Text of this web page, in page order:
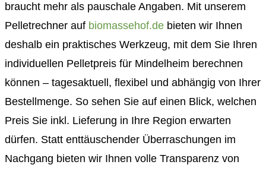
braucht mehr als pauschale Angaben. Mit unserem
Pelletrechner auf biomassehof.de bieten wir Ihnen
deshalb ein praktisches Werkzeug, mit dem Sie Ihren
individuellen Pelletpreis für Mindelheim berechnen
können – tagesaktuell, flexibel und abhängig von Ihrer
Bestellmenge. So sehen Sie auf einen Blick, welchen
Preis Sie inkl. Lieferung in Ihre Region erwarten
dürfen. Statt enttäuschender Überraschungen im
Nachgang bieten wir Ihnen volle Transparenz von